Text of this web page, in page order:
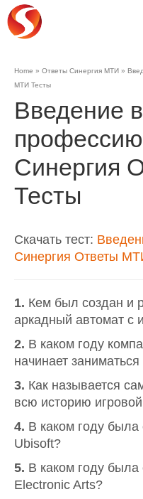
Home » Ответы Синергия МТИ »
МТИ Тесты
Введение в
Синергия
Тесты
Скачать тест:
Синергия Ответы
1. Кем был создан и
аркадный автомат с
2. В каком году
начинает
3. Как называется
всю историю
4. В каком году была
Ubisoft?
5. В каком году была
Electronic Arts?